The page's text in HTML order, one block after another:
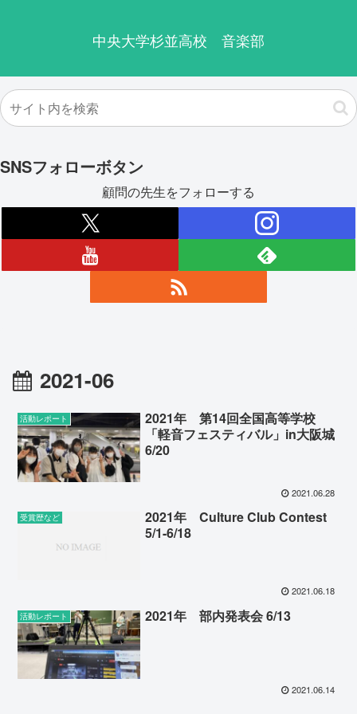
中央大学杉並高校 音楽部
SNSフォローボタン
顧問の先生をフォローする
2021-06
活動レポート
2021年 第14回全国高等学校
「軽音フェスティバル」in大阪城
6/20
2021.06.28
受賞歴など
2021年 Culture Club Contest
5/1-6/18
2021.06.18
活動レポート 2021年 部内発表会 6/13
2021.06.14